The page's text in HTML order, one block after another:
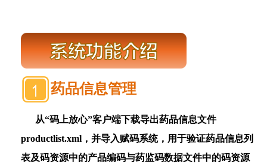
药品信息管理
从“码上放心”客户端下载导出药品信息文件
productlist.xml ，并导入赋码系统，用于验证药品信息列
表及码资源中的产品编码与药监码数据文件中的码资源